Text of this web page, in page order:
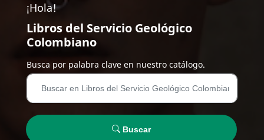
¡Hola!
Libros del Servicio Geológico
Colombiano
Busca por palabra clave en nuestro catálogo.
Buscar